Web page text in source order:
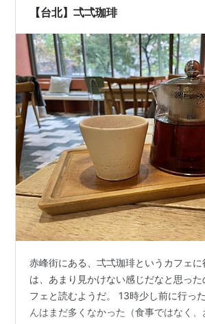
COFFEEで一休みした。ライチのゼリー
【台北】弌弌珈琲
赤峰街にある、弌弌珈琲というカフェに
は、あまり見かけない感じだなと思った
フェと読むようだ。 13時少し前に行っ
んはまだ多くなかった（食事ではなく